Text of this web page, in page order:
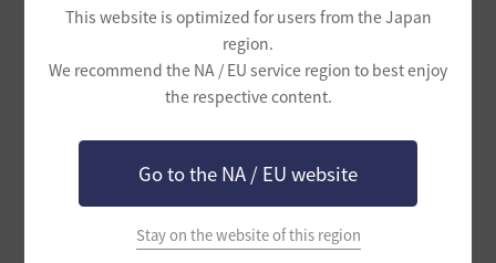
This website is optimized for users from the Japan
region.
We recommend the NA / EU service region to best enjoy
the respective content.
Go to the NA / EU website
Stay on the website of this region
ません。本イベントのHot Timeが優先的に適用されます。
- Hot Timeが開始及び終了する前にログインした場合、ログイン時点
のHot Time UIが表示されます。実際に適用されるHot Timeの効果
は、お知らせにて案内された通りに適用されます。正確にUIが表示さ
れていない場合、ゲームに再ログインした時に正確なHot Time UIを
われた場合、継続時間は別途延長されません。
- イベント内容及び期間は、当社の事情により変更及び修正、キャン
セルとなる場合がございます。変更点はイベントページにてご案内
し、別途にお知らせいたしません。
- イベントで支給されたアイテムは、取引·販売·使用期限に制限があ
る場合があり、アイテムの帰属設定は、各アイテムごとに異なる場合